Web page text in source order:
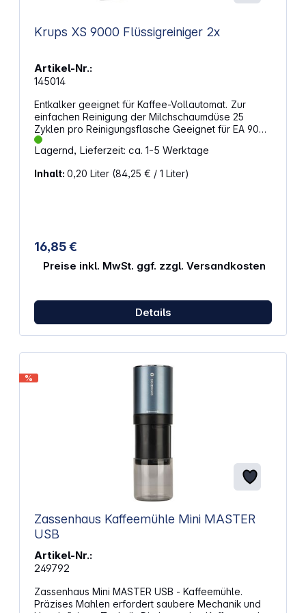
Krups XS 9000 Flüssigreiniger 2x
Artikel-Nr.:
145014
Entkalker geeignet für Kaffee-Vollautomat. Zur
einfachen Reinigung der Milchschaumdüse 25
Zyklen pro Reinigungsflasche Geeignet für EA 9000
Inhalt pro Flasche 100 ml Gefahren- und
Sicherheitshinweise: Achtung! Nichtionische Tenside
schwere Augenreizung. (P102) Darf nicht in die
Vorhandene Kontaktlinsen nach Möglichkeit
entfernen. Weiter spülen. (P337 + P313) Bei
anhaltender Augenreizung: Ärztlichen Rat einholen/
Lagernd, Lieferzeit: ca. 1-5 Werktage
Inhalt: 0,20 Liter (84,25 € / 1 Liter)
16,85 €
Preise inkl. MwSt. ggf. zzgl. Versandkosten
Details
%
Zassenhaus Kaffeemühle Mini MASTER
USB
Artikel-Nr.:
249792
Zassenhaus Mini MASTER USB - Kaffeemühle.
Präzises Mahlen erfordert saubere Mechanik und